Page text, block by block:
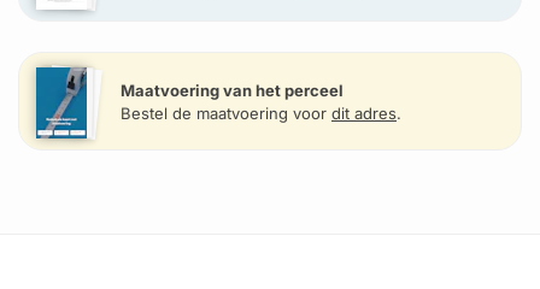
Maatvoering van het perceel
Bestel de maatvoering voor dit adres.